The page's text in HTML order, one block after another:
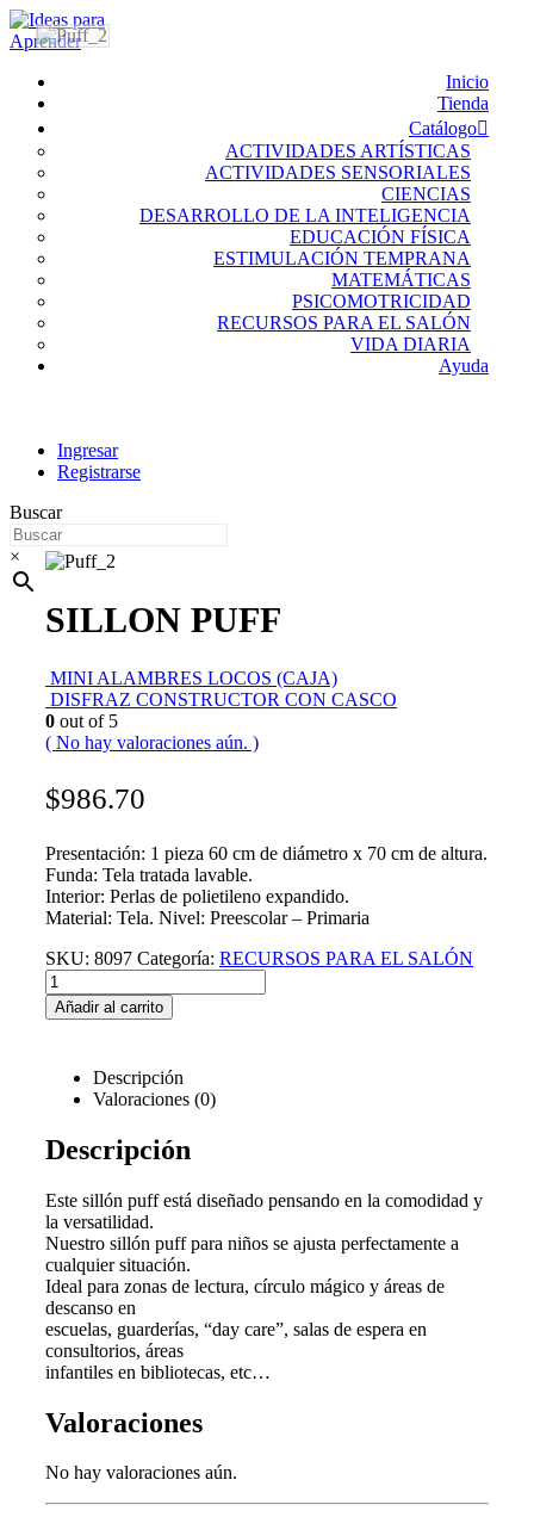
Inicio
Tienda
Catálogo
ACTIVIDADES ARTÍSTICAS
ACTIVIDADES SENSORIALES
CIENCIAS
DESARROLLO DE LA INTELIGENCIA
EDUCACIÓN FÍSICA
ESTIMULACIÓN TEMPRANA
MATEMÁTICAS
PSICOMOTRICIDAD
RECURSOS PARA EL SALÓN
VIDA DIARIA
Ayuda
Ingresar
Registrarse
Buscar
×
SILLON PUFF
MINI ALAMBRES LOCOS (CAJA)
DISFRAZ CONSTRUCTOR CON CASCO
0 out of 5
( No hay valoraciones aún. )
$986.70
Presentación: 1 pieza 60 cm de diámetro x 70 cm de altura.
Funda: Tela tratada lavable.
Interior: Perlas de polietileno expandido.
Material: Tela. Nivel: Preescolar – Primaria
SKU: 8097 Categoría: RECURSOS PARA EL SALÓN
Añadir al carrito
Descripción
Valoraciones (0)
Descripción
Este sillón puff está diseñado pensando en la comodidad y
la versatilidad.
Nuestro sillón puff para niños se ajusta perfectamente a
cualquier situación.
Ideal para zonas de lectura, círculo mágico y áreas de
descanso en
escuelas, guarderías, “day care”, salas de espera en
consultorios, áreas
infantiles en bibliotecas, etc…
Valoraciones
No hay valoraciones aún.